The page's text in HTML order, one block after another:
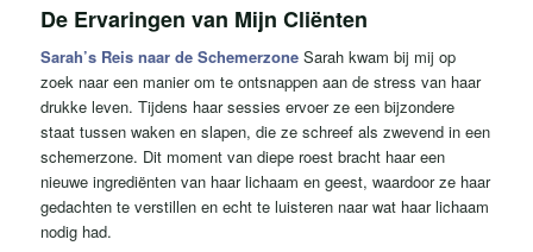
De Ervaringen van Mijn Cliënten
Sarah’s Reis naar de SchemerzoneSarah kwam bij mij op
zoek naar een manier om te ontsnappen aan de stress van haar
drukke leven. Tijdens haar sessies ervoer ze een bijzondere
staat tussen waken en slapen, die ze schreef als zwevend in een
schemerzone. Dit moment van diepe roest bracht haar een
nieuwe ingrediënten van haar lichaam en geest, waardoor ze haar
gedachten te verstillen en echt te luisteren naar wat haar lichaam
nodig had.